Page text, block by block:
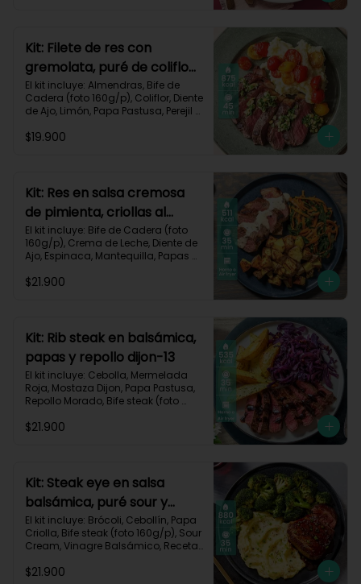
Proteínas 29g
Kit: Filete de res con
gremolata, puré de coliflor
y cherrys-71
El kit incluye: Almendras, Bife de
Cadera (foto 160g/p), Coliflor, Diente
de Ajo, Limón, Papa Pastusa, Perejil
Cherry, Receta Impresa.
$19.900
Kit: Res en salsa cremosa
de pimienta, criollas al
romero y verduras-105
El kit incluye: Bife de Cadera (foto
160g/p), Crema de Leche, Diente de
Ajo, Espinaca, Mantequilla, Papas
Fresco, Zanahoria, Receta Impresa.
$21.900
Kit: Rib steak en balsámica,
papas y repollo dijon-13
El kit incluye: Cebolla, Mermelada
Roja, Mostaza Dijon, Papa Pastusa,
Repollo Morado, Bife steak (foto
Balsámico, Vinagre de Vino Blanco,
Grasas 47g | Proteínas 36g
$21.900
Kit: Steak eye en salsa
balsámica, puré sour y
brócoli-15
El kit incluye: Brócoli, Cebollín, Papa
Criolla, Bife steak (foto 160g/p), Sour
Cream, Vinagre Balsámico, Receta
$21.900